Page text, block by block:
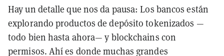
Hay un detalle que nos da pausa: Los bancos están
explorando productos de depósito tokenizados —
todo bien hasta ahora— y blockchains con
permisos. Ahí es donde muchas grandes